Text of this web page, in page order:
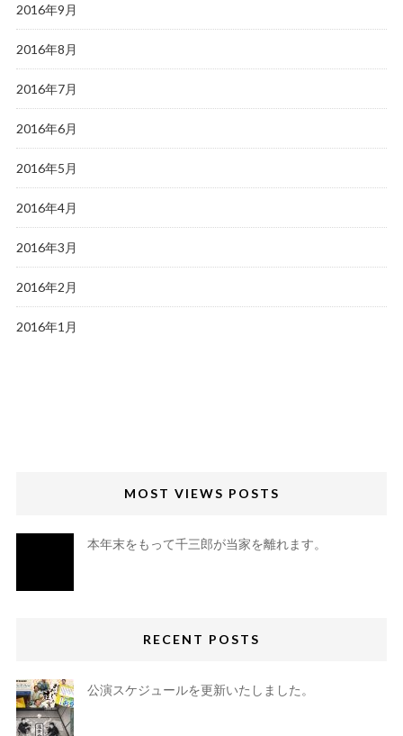
2016年9月
2016年8月
2016年7月
2016年6月
2016年5月
2016年4月
2016年3月
2016年2月
2016年1月
MOST VIEWS POSTS
本年末をもって千三郎が当家を離れます。
RECENT POSTS
公演スケジュールを更新いたしました。